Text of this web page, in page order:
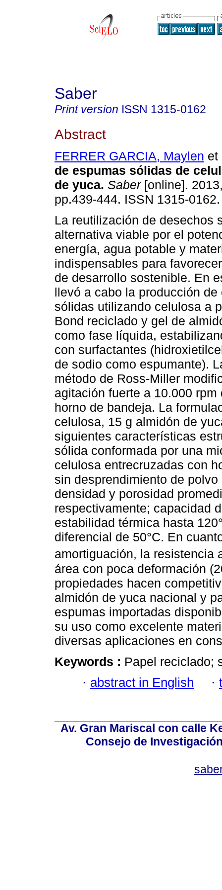
Saber
Print version ISSN 1315-0162
Abstract
FERRER GARCIA, Maylen et
de espumas sólidas de
de yuca. Saber[online].
pp.439-444. ISSN 1315-0162.
La reutilización de desechos
alternativa viable por el
energía, agua potable y
indispensables para
de desarrollo sostenible. En
llevó a cabo la producción de
sólidas utilizando celulosa a
Bond reciclado y gel de
como fase líquida,
con surfactantes
de sodio como espumante).
método de Ross-Miller
agitación fuerte a 10.000
horno de bandeja. La
celulosa, 15 g almidón de
siguientes características
sólida conformada por una
celulosa entrecruzadas con
sin desprendimiento de
densidad y porosidad
respectivamente; capacidad
estabilidad térmica hasta
diferencial de 50°C. En
amortiguación, la resistencia
área con poca deformación
propiedades hacen
almidón de yuca nacional y
espumas importadas
su uso como excelente
diversas aplicaciones en
Keywords : Papel reciclado;
· abstract in English ·
Av. Gran Mariscal con calle
Consejo de